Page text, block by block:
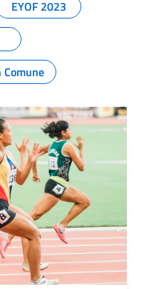
EYOF 2023
Comune